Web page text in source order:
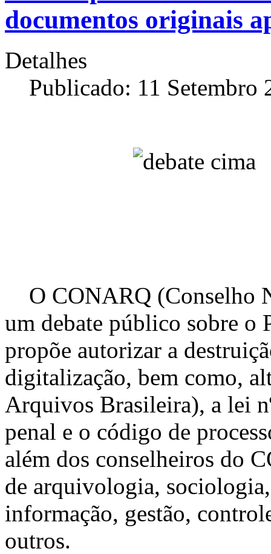
documentos originais
Detalhes
Publicado: 11 Setembro
O CONARQ (Conselho
um debate público sobre o
propõe autorizar a
digitalização, bem como,
Arquivos Brasileira), a lei
penal e o código de
além dos conselheiros do
de arquivologia,
informação, gestão,
outros.